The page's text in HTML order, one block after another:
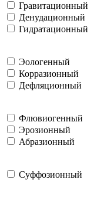
Гравитационный
Денудационный
Гидратационный
Эологенный
Корразионный
Дефляционный
Флювиогенный
Эрозионный
Абразионный
Суффозионный